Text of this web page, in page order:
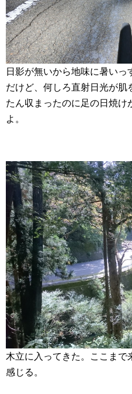
日影が無いから地味に暑い
だけど、何しろ直射日光が肌
たん収まったのに足の日焼け
よ。
木立に入ってきた。ここまで
感じる。